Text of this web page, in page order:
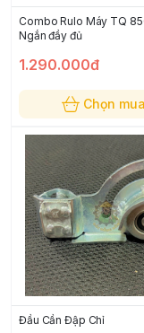
Combo Rulo Máy TQ
Ngắn đầy đủ
1.290.000đ
Chọn mua
Đầu Cần Đập Chỉ